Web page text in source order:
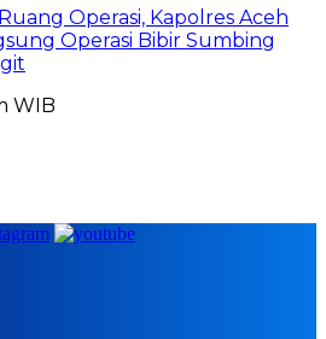
Operasi, Kapolres Aceh
Operasi Bibir Sumbing
WIB